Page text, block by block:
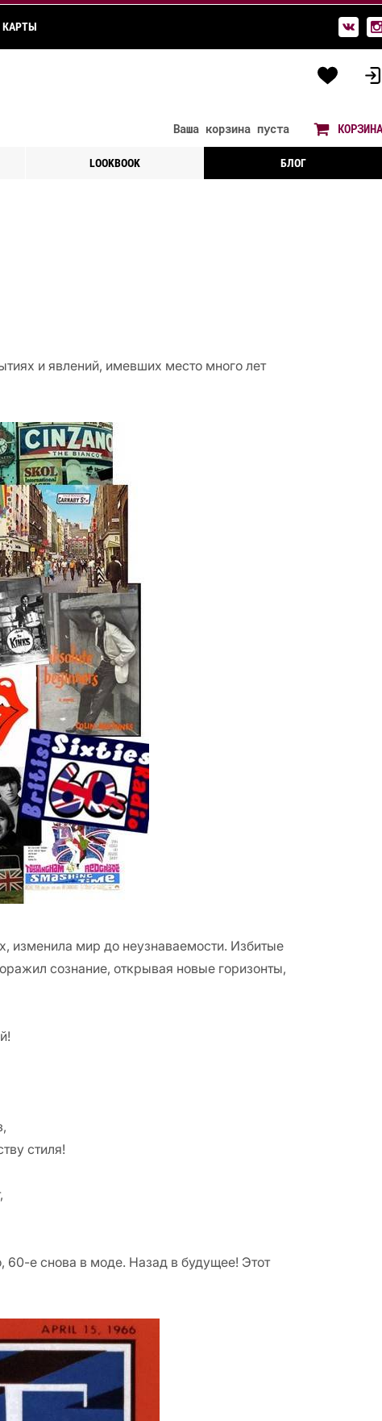
Ваша корзина пуста КОРЗИНА
LOOKBOOK БЛОГ
и явлений, имевших место много лет
изменила мир до неузнаваемости. Избитые
сознание, открывая новые горизонты,
стиля!
е снова в моде. Назад в будущее! Этот